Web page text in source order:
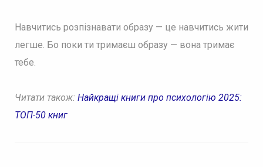
Навчитись розпізнавати образу — це навчитись жити
легше. Бо поки ти тримаєш образу — вона тримає
тебе.
Читати також: Найкращі книги про психологію 2025:
ТОП-50 книг